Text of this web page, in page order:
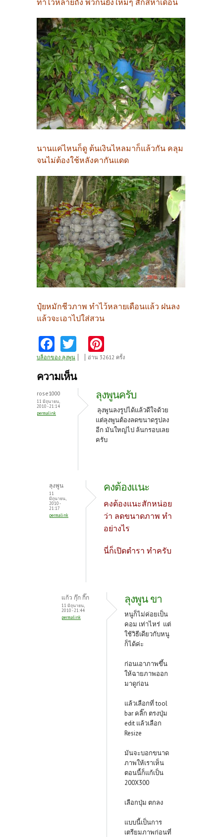
ทำไว้หลายถัง พวกนี้ยังใหม่ๆ สักสี่ห้าเดือน
นานแค่ไหนก็ดู ต้นเงินไหลมาก็แล้วกัน คลุม
จนไม่ต้องใช้หลังคากันแดด
ปุ๋ยหมักชีวภาพ ทำไว้หลายเดือนแล้ว ฝนลง
แล้วจะเอาไปใส่สวน
Fa
ce
b
o
o
k
w
itt
er
nt
es
t
บล็อกของ ลุงพูน อ่าน 32612 ครั้ง
ความเห็น
rose1000
11 มิถุนายน,
2010 - 21:14
permalink
ลุงพูนครับ
ลุงพูนลงรูปได้แล้วดีใจด้วย
แต่ลุงพูนต้องลดขนาดรูปลง
อีก มันใหญ่ไป ล้นกรอบเลย
ครับ
ลุงพูน
11
มิถุนายน,
2010 -
21:17
permalink
คงต้องแนะ
คงต้องแนะสักหน่อย
ว่า ลดขนาดภาพ ทำ
อย่างไร
นี่ก็เปิดตำรา ทำครับ
แก้ว กุ๊ก กิ๊ก
11 มิถุนายน,
2010 - 21:44
permalink
ลุงพูน ขา
หนูก็ไม่ค่อยเป็น
คอม เท่าไหร่ แต่
ใช้วิธีเดียวกับหนู
ก็ได้ค่ะ
ก่อนเอาภาพขึ้น
ให้ฉายภาพออก
มาดูก่อน
แล้วเลือกที่ tool
bar คลิ๊ก ตรงปุ่ม
edit แล้วเลือก
Resize
มันจะบอกขนาด
ภาพให้เราเห็น
ตอนนี้ก็แก้เป็น
200X300
เลือกปุ่ม ตกลง
แบบนี้เป็นการ
เตรียมภาพก่อนที่